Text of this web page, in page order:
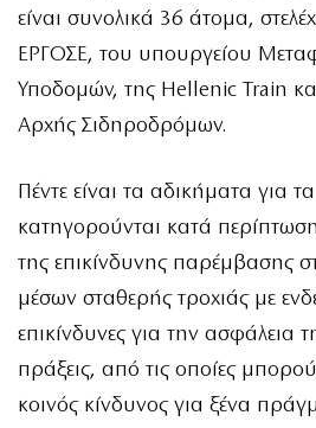
είναι συνολικά 36 άτομα,
ΕΡΓΟΣΕ, του υπουργείου
Υποδομών, της Hellenic Train
Αρχής Σιδηροδρόμων.
Πέντε είναι τα αδικήματα για
κατηγορούνται κατά
της επικίνδυνης παρέμβασης
μέσων σταθερής τροχιάς με
επικίνδυνες για την ασφάλεια
πράξεις, από τις οποίες
κοινός κίνδυνος για ξένα